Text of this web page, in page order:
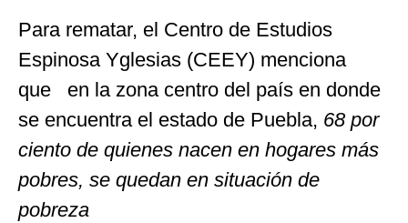
Para rematar, el Centro de Estudios
Espinosa Yglesias (CEEY) menciona
que en la zona centro del país en donde
se encuentra el estado de Puebla, 68 por
ciento de quienes nacen en hogares más
pobres, se quedan en situación de
pobreza